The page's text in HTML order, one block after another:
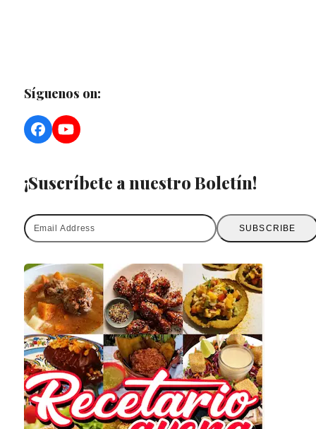
Síguenos on:
Facebook
YouTube
¡Suscríbete a nuestro Boletín!
Email
Address
SUBSCRIBE